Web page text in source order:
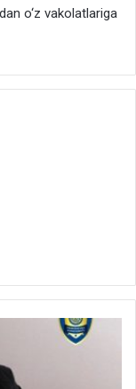
o‘z vakolatlariga